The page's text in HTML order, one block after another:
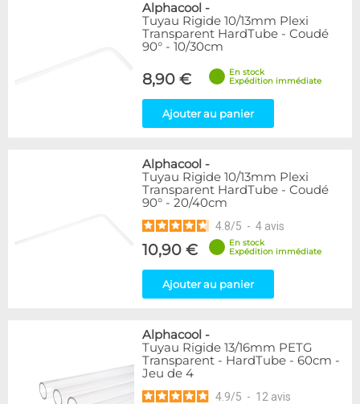
Alphacool -
Tuyau Rigide 10/13mm Plexi
Transparent HardTube - Coudé
90° - 10/30cm
8,90 €
En stock
Expédition immédiate
Ajouter au panier
Alphacool -
Tuyau Rigide 10/13mm Plexi
Transparent HardTube - Coudé
90° - 20/40cm
4.8/5 - 4 avis
10,90 €
En stock
Expédition immédiate
Ajouter au panier
Alphacool -
Tuyau Rigide 13/16mm PETG
Transparent - HardTube - 60cm -
Jeu de 4
4.9/5 - 12 avis